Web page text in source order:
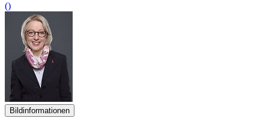
()
Bildinformationen